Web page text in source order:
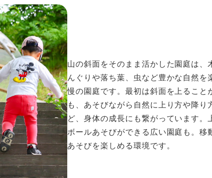
山の斜面をそのまま活かした園庭は、
んぐりや落ち葉、虫など豊かな自然を
慢の園庭です。最初は斜面を上ること
も、あそびながら自然に上り方や降り
ど、身体の成長にも繋がっています。
ボールあそびができる広い園庭も。移
あそびを楽しめる環境です。